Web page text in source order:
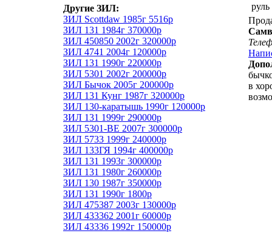
Другие ЗИЛ:
ЗИЛ Scottdaw 1985г 5516р
ЗИЛ 131 1984г 370000р
ЗИЛ 450850 2002г 320000р
ЗИЛ 4741 2004г 120000р
ЗИЛ 131 1990г 220000р
ЗИЛ 5301 2002г 200000р
ЗИЛ Бычок 2005г 200000р
ЗИЛ 131 Кунг 1987г 320000р
ЗИЛ 130-каратышь 1990г 120000р
ЗИЛ 131 1999г 290000р
ЗИЛ 5301-ВЕ 2007г 300000р
ЗИЛ 5733 1999г 240000р
ЗИЛ 133ГЯ 1994г 400000р
ЗИЛ 131 1993г 300000р
ЗИЛ 131 1980г 260000р
ЗИЛ 130 1987г 350000р
ЗИЛ 131 1990г 1800р
ЗИЛ 475387 2003г 130000р
ЗИЛ 433362 2001г 60000р
ЗИЛ 43336 1992г 150000р
руль
в